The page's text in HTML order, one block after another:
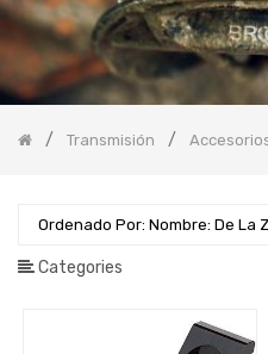
Transmisión
Ordenado Por: Nombre: De La
Categories
Cuadros
y
Horquillas
Documentación
Guardabarros
Manillares
Ropa